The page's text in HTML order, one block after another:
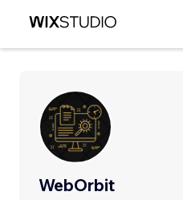
WebOrbit